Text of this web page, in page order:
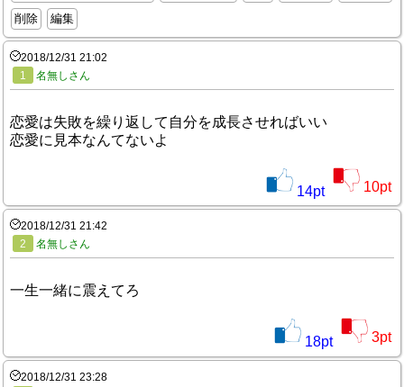
削除
編集
2018/12/31 21:02
1
名無しさん
恋愛は失敗を繰り返して自分を成長させればいい
恋愛に見本なんてないよ
14pt 10pt
2018/12/31 21:42
2
名無しさん
一生一緒に震えてろ
18pt 3pt
2018/12/31 23:28